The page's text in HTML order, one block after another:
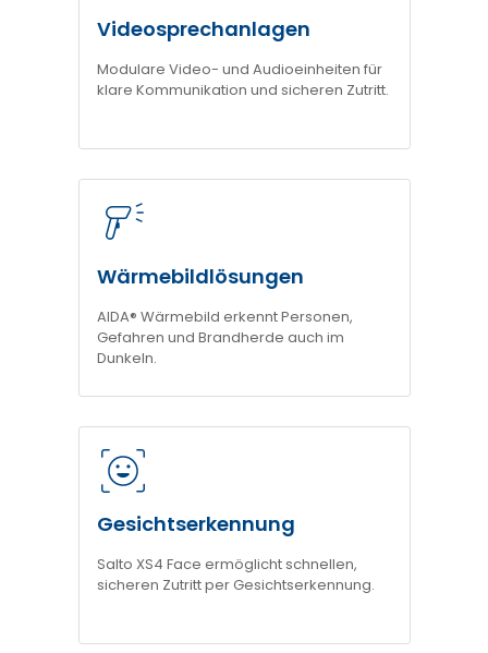
Videosprechanlagen
Modulare Video- und Audioeinheiten für
klare Kommunikation und sicheren Zutritt.
Wärmebildlösungen
AIDA® Wärmebild erkennt Personen,
Gefahren und Brandherde auch im
Dunkeln.
Gesichtserkennung
Salto XS4 Face ermöglicht schnellen,
sicheren Zutritt per Gesichtserkennung.